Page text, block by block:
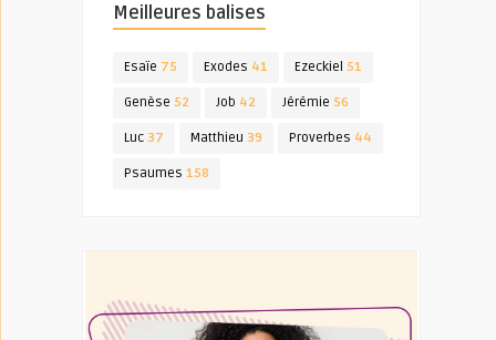
Meilleures balises
Esaïe 75 Exodes 41 Ezeckiel 51
Genèse 52 Job 42 Jérémie 56
Luc 37 Matthieu 39 Proverbes 44
Psaumes 158